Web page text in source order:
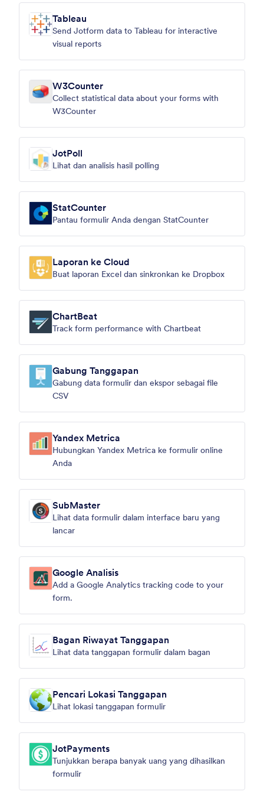
Tableau
Send Jotform data to Tableau for interactive
visual reports
W3Counter
Collect statistical data about your forms with
W3Counter
JotPoll
Lihat dan analisis hasil polling
StatCounter
Pantau formulir Anda dengan StatCounter
Laporan ke Cloud
Buat laporan Excel dan sinkronkan ke Dropbox
ChartBeat
Track form performance with Chartbeat
Gabung Tanggapan
Gabung data formulir dan ekspor sebagai file
CSV
Yandex Metrica
Hubungkan Yandex Metrica ke formulir online
Anda
SubMaster
Lihat data formulir dalam interface baru yang
lancar
Google Analisis
Add a Google Analytics tracking code to your
form.
Bagan Riwayat Tanggapan
Lihat data tanggapan formulir dalam bagan
Pencari Lokasi Tanggapan
Lihat lokasi tanggapan formulir
JotPayments
Tunjukkan berapa banyak uang yang dihasilkan
formulir